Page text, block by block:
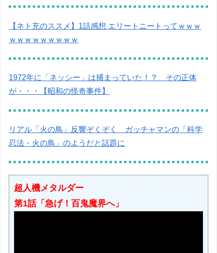
【ネト充のススメ】1話感想 エリートニートってｗｗｗ
ｗｗｗｗｗｗｗｗｗ
1972年に「ネッシー」は捕まっていた！？ その正体
が・・・【昭和の怪奇事件】
リアル「火の鳥」反響ぞくぞく ガッチャマンの「科学
忍法・火の鳥」のようだと話題に
超人機メタルダー
第1話「急げ！百鬼魔界へ」